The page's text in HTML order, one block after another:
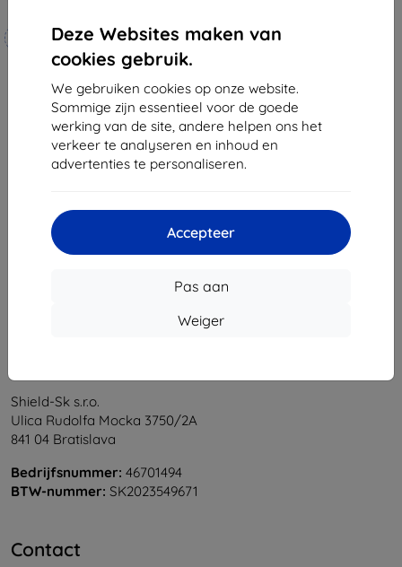
Deze Websites maken van
cookies gebruik.
We gebruiken cookies op onze website.
Sommige zijn essentieel voor de goede
werking van de site, andere helpen ons het
verkeer te analyseren en inhoud en
advertenties te personaliseren.
Accepteer
Pas aan
Weiger
Op maat gemaakt
€ 20,90
€ 18,80
Op voorraad: 4 stuks
Van totaal
«
Shield-Sk s.r.o.
Ulica Rudolfa Mocka 3750/2A
841 04 Bratislava
Bedrijfsnummer: 46701494
BTW-nummer: SK2023549671
Contact